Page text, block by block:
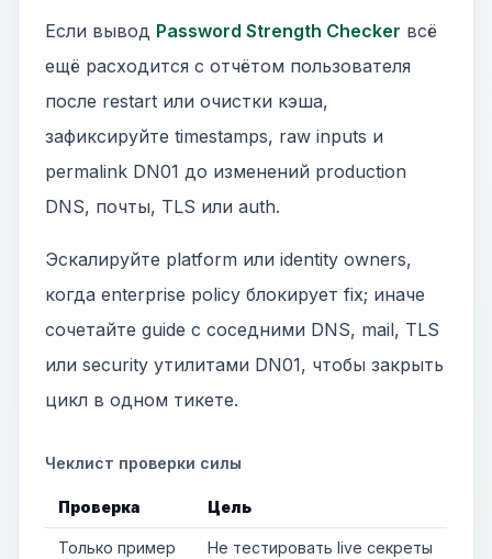
Если вывод Password Strength Checker всё
ещё расходится с отчётом пользователя
после restart или очистки кэша,
зафиксируйте timestamps, raw inputs и
permalink DN01 до изменений production
DNS, почты, TLS или auth.
Эскалируйте platform или identity owners,
когда enterprise policy блокирует fix; иначе
сочетайте guide с соседними DNS, mail, TLS
или security утилитами DN01, чтобы закрыть
цикл в одном тикете.
Чеклист проверки силы
Проверка Цель
Только пример Не тестировать live секреты